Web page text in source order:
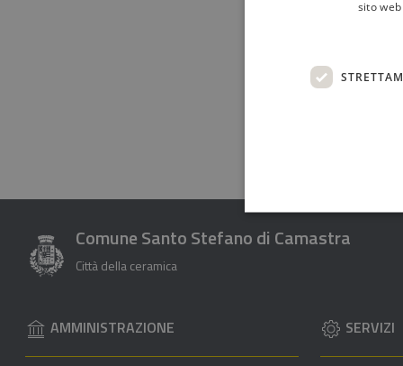
Valuta 1
Comune Santo Stefano di Camastra
Città della ceramica
AMMINISTRAZIONE SERVIZI
sito